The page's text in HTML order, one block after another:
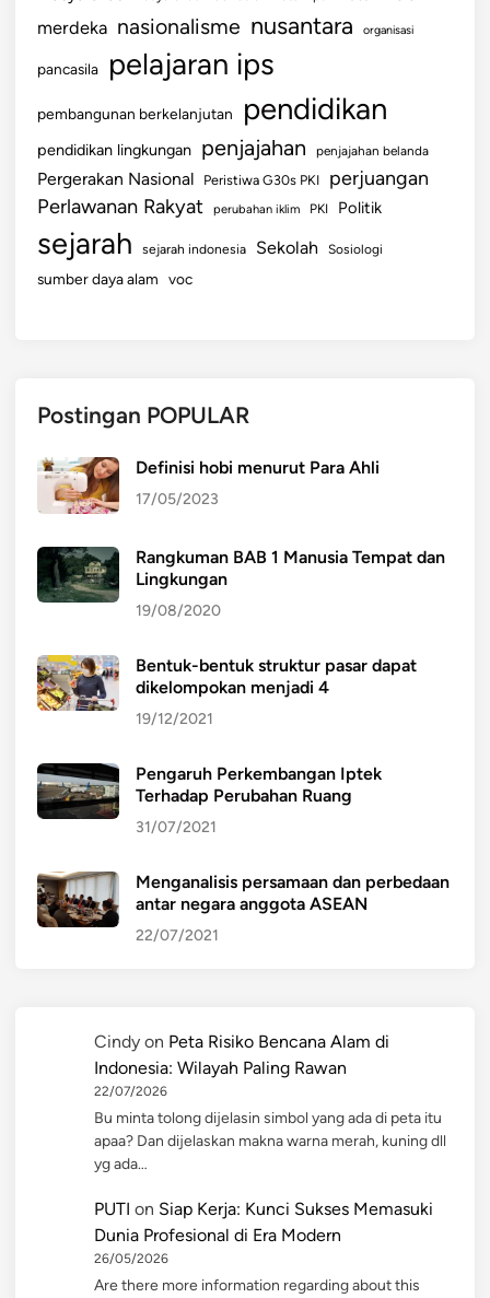
merdeka nasionalisme nusantara organisasi
pancasila pelajaran ips
pembangunan berkelanjutan pendidikan
pendidikan lingkungan penjajahan penjajahan belanda
Pergerakan Nasional Peristiwa G30s PKI perjuangan
Perlawanan Rakyat perubahan iklim PKI Politik
sejarah sejarah indonesia Sekolah Sosiologi
sumber daya alam voc
Postingan POPULAR
Definisi hobi menurut Para Ahli
17/05/2023
Rangkuman BAB 1 Manusia Tempat dan
Lingkungan
19/08/2020
Bentuk-bentuk struktur pasar dapat
dikelompokan menjadi 4
19/12/2021
Pengaruh Perkembangan Iptek
Terhadap Perubahan Ruang
31/07/2021
Menganalisis persamaan dan perbedaan
antar negara anggota ASEAN
22/07/2021
Cindy on Peta Risiko Bencana Alam di
Indonesia: Wilayah Paling Rawan
22/07/2026
Bu minta tolong dijelasin simbol yang ada di peta itu
apaa? Dan dijelaskan makna warna merah, kuning dll
yg ada…
PUTI on Siap Kerja: Kunci Sukses Memasuki
Dunia Profesional di Era Modern
26/05/2026
Are there more information regarding about this